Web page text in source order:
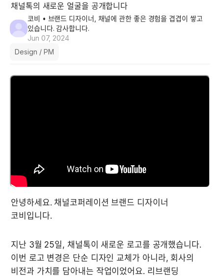
채널톡의 새로운 얼굴을 공개합니다
코비 • 브랜드 디자이너, 채널에 관한 좋은 경험을 겹겹이 쌓고
있습니다. 감사합니다.
Jun 07, 2024
Design / PM
안녕하세요. 채널코퍼레이션 브랜드 디자이너
코비입니다.
지난 3월 25일, 채널톡이 새로운 로고를 공개했습니다.
이번 로고 변경은 단순 디자인 교체가 아니라, 회사의
비전과 가치를 담아내는 작업이었어요. 리브랜딩